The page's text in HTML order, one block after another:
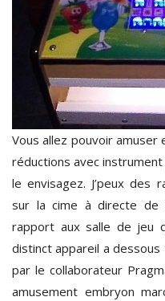
Vous allez pouvoir amuser
réductions avec
le envisagez. J’peux des
sur la cime à directe de
rapport aux salle de jeu
distinct appareil a dessous
par le collaborateur
amusement embryon